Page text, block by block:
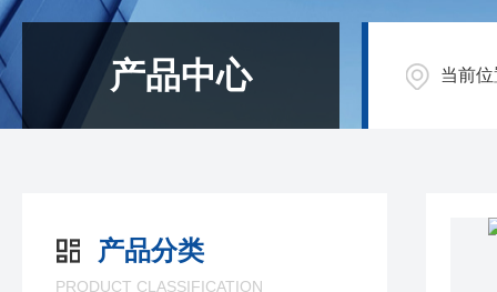
产品中心 当前
产品分类
PRODUCT CLASSIFICATION